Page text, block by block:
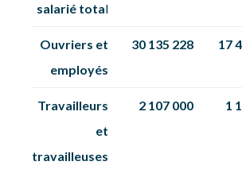
salarié total
Ouvriers et
employés
30 135 228 17
Travailleurs
et
travailleuses
2 107 000 1